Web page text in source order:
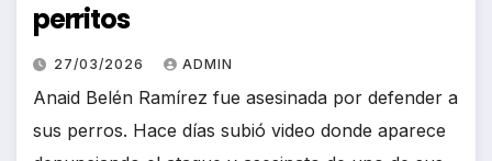
perritos
27/03/2026 ADMIN
Anaid Belén Ramírez fue asesinada por defender a
sus perros. Hace días subió video donde aparece